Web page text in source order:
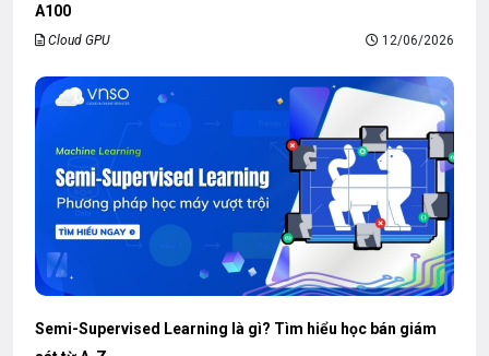
A100
Cloud GPU 12/06/2026
Semi-Supervised Learning là gì? Tìm hiểu học bán giám